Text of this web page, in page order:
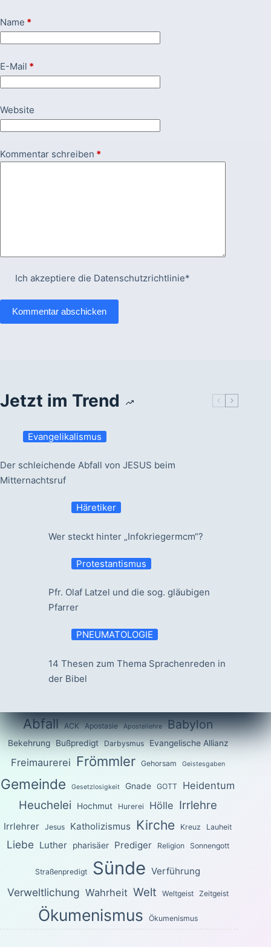
Name *
E-Mail *
Website
Kommentar schreiben *
Ich akzeptiere die Datenschutzrichtlinie*
Kommentar abschicken
Jetzt im Trend
Evangelikalismus
Der schleichende Abfall von JESUS beim
Mitternachtsruf
Häretiker
Wer steckt hinter „Infokriegermcm“?
Protestantismus
Pfr. Olaf Latzel und die sog. gläubigen
Pfarrer
PNEUMATOLOGIE
14 Thesen zum Thema Sprachenreden in
der Bibel
Abfall ACK Apostasie Apostellehre Babylon
Bekehrung Bußpredigt Darbysmus Evangelische Allianz
Freimaurerei Frömmler Gehorsam Geistesgaben
Gemeinde Gesetzlosigkeit Gnade GOTT Heidentum
Heuchelei Hochmut Hurerei Hölle Irrlehre
Irrlehrer Jesus Katholizismus Kirche Kreuz Lauheit
Liebe Luther pharisäer Prediger Religion Sonnengott
Straßenpredigt Sünde Verführung
Verweltlichung Wahrheit Welt Weltgeist Zeitgeist
Ökumenismus Ökumenismus